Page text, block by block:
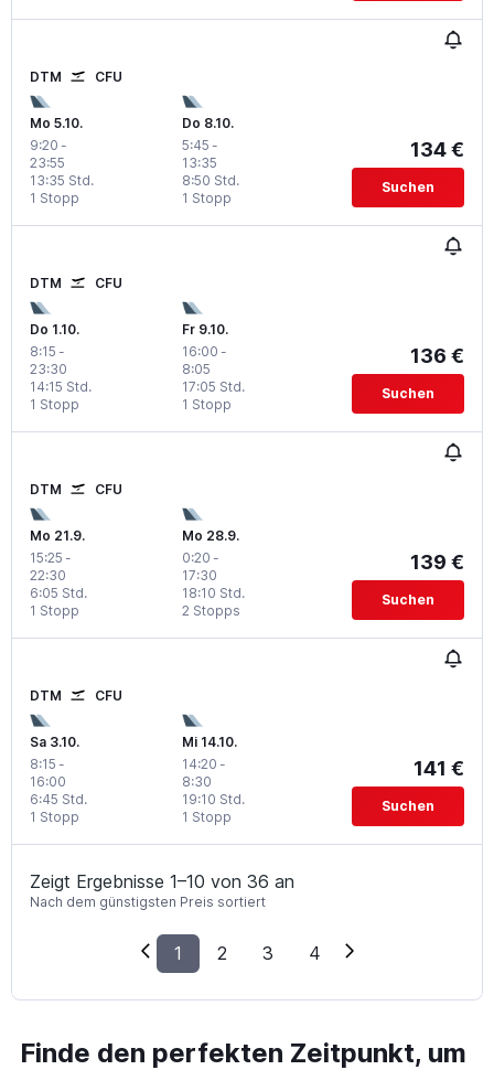
DTM CFU
Mo 5.10.
9:20 -
23:55
1 Stopp
13:35 Std.
Do 8.10.
5:45 -
13:35
1 Stopp
8:50 Std.
134 €
Suchen
DTM CFU
Do 1.10.
8:15 -
23:30
1 Stopp
14:15 Std.
Fr 9.10.
16:00 -
8:05
1 Stopp
17:05 Std.
136 €
Suchen
DTM CFU
Mo 21.9.
15:25 -
22:30
1 Stopp
6:05 Std.
Mo 28.9.
0:20 -
17:30
2 Stopps
18:10 Std.
139 €
Suchen
DTM CFU
Sa 3.10.
8:15 -
16:00
1 Stopp
6:45 Std.
Mi 14.10.
14:20 -
8:30
1 Stopp
19:10 Std.
141 €
Suchen
Zeigt Ergebnisse 1–10 von 36 an
Nach dem günstigsten Preis sortiert
1 2 3 4
Finde den perfekten Zeitpunkt, um